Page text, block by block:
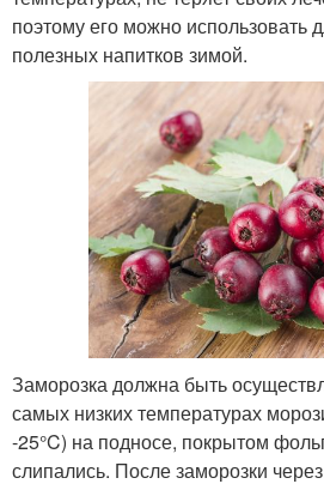
поэтому его можно использовать
полезных напитков зимой.
Заморозка должна быть
самых низких температурах
-25°C) на подносе, покрытом
слипались. После заморозки